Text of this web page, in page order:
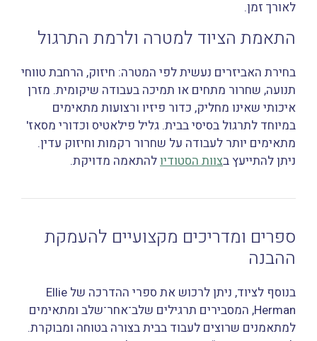
לאורך זמן.
התאמת הציוד למטרה ולרמת התרגול
בחירת האביזרים נעשית לפי המטרה: חיזוק, הרחבת טווחי
תנועה, שחרור מתחים או תמיכה בעבודה שיקומית. מזרן
איכותי שאינו מחליק, כדור פיזיו ורצועות מתאימים
במיוחד לתרגול בסיסי בבית. גליל פילאטיס וכדורי מסאז'
מתאימים יותר לעבודה על שחרור רקמות וחיזוק עדין.
ניתן להתייעץ בצוות הסטודיולהתאמה מדויקת.
ספרים ומדריכים מקצועיים להעמקת
ההבנה
בנוסף לציוד, ניתן לרכוש את ספרי ההדרכה של Ellie
Herman, המסבירים תרגילים שלב־אחר־שלב ומתאימים
למתאמנים שרוצים לעבוד בבית בצורה בטוחה ומבוקרת.